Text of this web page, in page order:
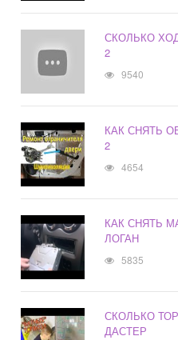
СКОЛЬКО
2
9540
КАК СНЯТЬ
2
4654
КАК СНЯТЬ
ЛОГАН
5835
СКОЛЬКО
ДАСТЕР